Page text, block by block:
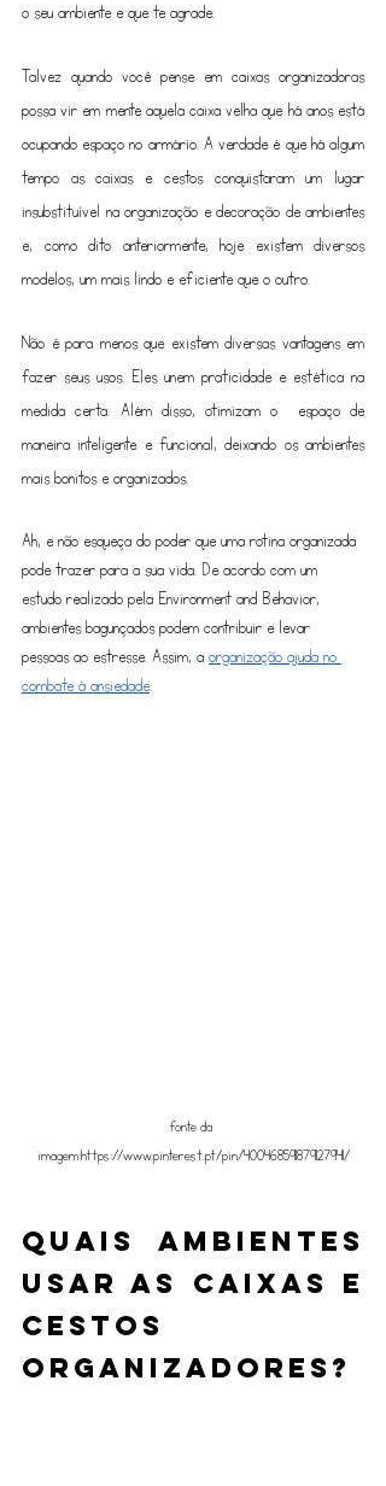
o seu ambiente e que te agrade.
Talvez quando você pense em caixas organizadoras
possa vir em mente aquela caixa velha que há anos está
ocupando espaço no armário. A verdade é que há algum
tempo as caixas e cestos conquistaram um lugar
insubstituível na organização e decoração de ambientes
e, como dito anteriormente, hoje existem diversos
modelos, um mais lindo e eficiente que o outro.
Não é para menos que existem diversas vantagens em
fazer seus usos. Eles unem praticidade e estética na
medida certa. Além disso, otimizam o  espaço de
maneira inteligente e funcional, deixando os ambientes
mais bonitos e organizados.
Ah, e não esqueça do poder que uma rotina organizada
pode trazer para a sua vida. De acordo com um
estudo realizado pela Environment and Behavior,
ambientes bagunçados podem contribuir e levar
pessoas ao estresse. Assim, a organização ajuda no
combate à ansiedade.
fonte da
imagem:https://www.pinterest.pt/pin/400468591879127941/
Quais ambientes
usar as caixas e
cestos
organizadores?